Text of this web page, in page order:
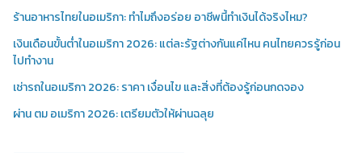
ร้านอาหารไทยในอเมริกา: ทำไมถึงอร่อย อาชีพนี้ทำเงินได้จริงไหม?
เงินเดือนขั้นต่ำในอเมริกา 2026: แต่ละรัฐต่างกันแค่ไหน คนไทยควรรู้ก่อน
ไปทำงาน
เช่ารถในอเมริกา 2026: ราคา เงื่อนไข และสิ่งที่ต้องรู้ก่อนกดจอง
ผ่าน ตม อเมริกา 2026: เตรียมตัวให้ผ่านฉลุย